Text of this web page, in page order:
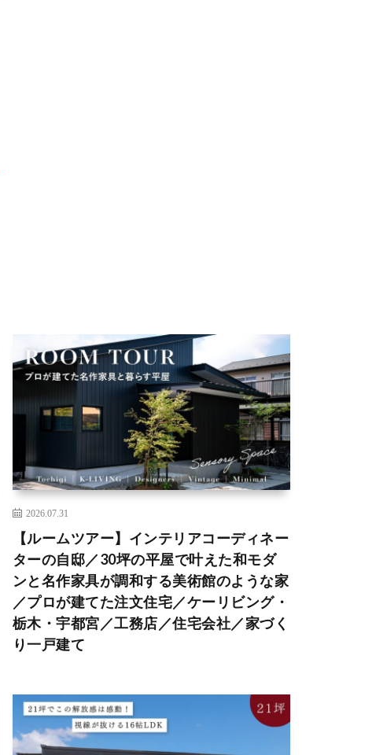
2026.07.31
【ルームツアー】インテリアコーディネー
ターの自邸／30坪の平屋で叶えた和モダ
ンと名作家具が調和する美術館のような家
／プロが建てた注文住宅／ケーリビング・
栃木・宇都宮／工務店／住宅会社／家づく
り一戸建て